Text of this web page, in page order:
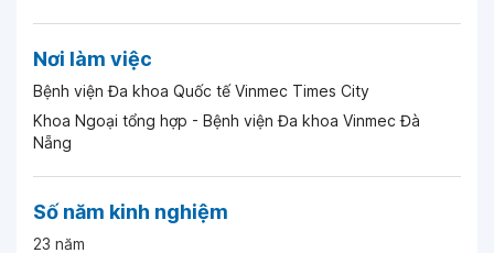
Nơi làm việc
Bệnh viện Đa khoa Quốc tế Vinmec Times City
Khoa Ngoại tổng hợp - Bệnh viện Đa khoa Vinmec Đà
Nẵng
Số năm kinh nghiệm
23 năm